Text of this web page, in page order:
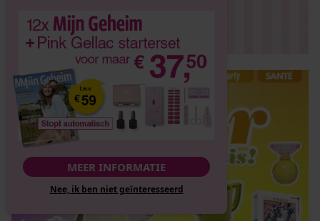
MEER INFORMATIE
Nee, ik ben niet geïnteresseerd